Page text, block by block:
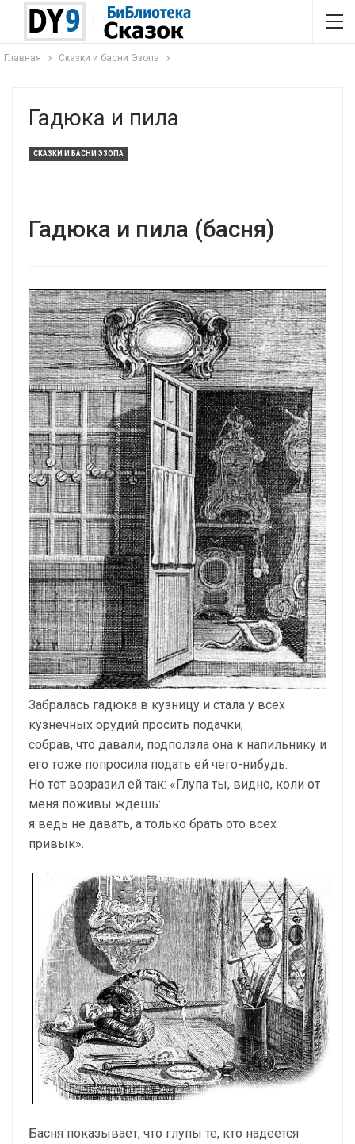
Главная Сказки и басни Эзопа
Гадюка и пила
СКАЗКИ И БАСНИ ЭЗОПА
Гадюка и пила (басня)
Забралась гадюка в кузницу и стала у всех
кузнечных орудий просить подачки;
собрав, что давали, подползла она к напильнику и
его тоже попросила подать ей чего-нибудь.
Но тот возразил ей так: «Глупа ты, видно, коли от
меня поживы ждешь:
я ведь не давать, а только брать ото всех
привык».
Басня показывает, что глупы те, кто надеется